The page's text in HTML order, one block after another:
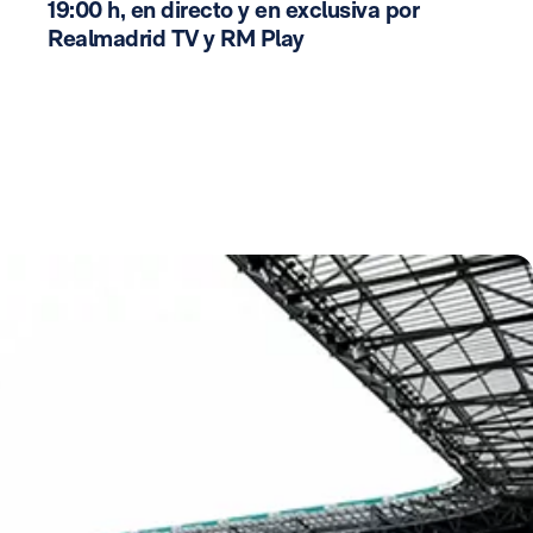
19:00 h, en directo y en exclusiva por
Realmadrid TV y RM Play